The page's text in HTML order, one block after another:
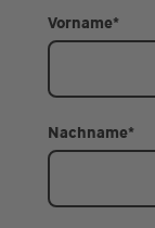
Vorname*
Nachname*